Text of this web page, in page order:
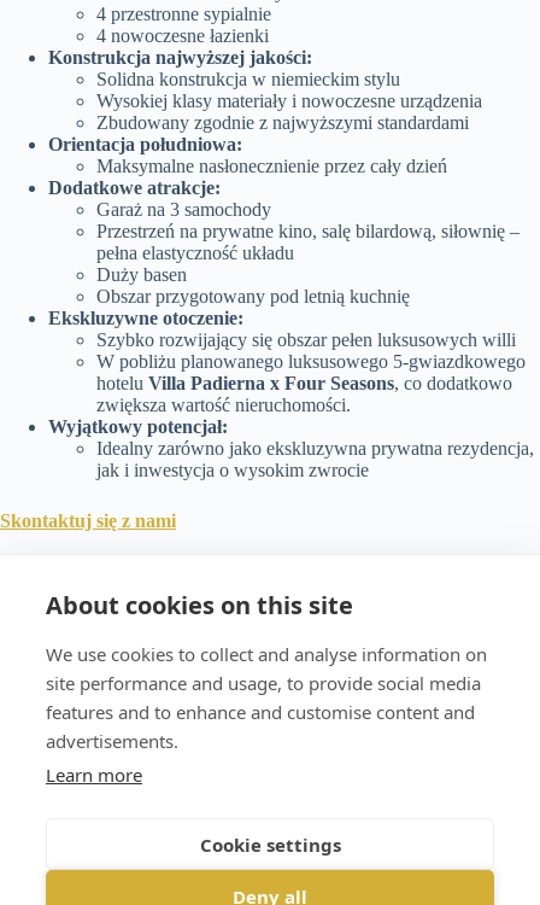
About cookies on this site
We use cookies to collect and analyse information on
site performance and usage, to provide social media
features and to enhance and customise content and
advertisements.
Learn more
Cookie settings
Deny all
4 przestronne sypialnie
4 nowoczesne łazienki
Konstrukcja najwyższej jakości:
Solidna konstrukcja w niemieckim stylu
Wysokiej klasy materiały i nowoczesne urządzenia
Zbudowany zgodnie z najwyższymi standardami
Orientacja południowa:
Maksymalne nasłonecznienie przez cały dzień
Dodatkowe atrakcje:
Garaż na 3 samochody
Przestrzeń na prywatne kino, salę bilardową, siłownię –
pełna elastyczność układu
Duży basen
Obszar przygotowany pod letnią kuchnię
Ekskluzywne otoczenie:
Szybko rozwijający się obszar pełen luksusowych willi
W pobliżu planowanego luksusowego 5-gwiazdkowego
hotelu Villa Padierna x Four Seasons, co dodatkowo
zwiększa wartość nieruchomości.
Wyjątkowy potencjał:
Idealny zarówno jako ekskluzywna prywatna rezydencja,
jak i inwestycja o wysokim zwrocie
Skontaktuj się z nami
+34 722321375